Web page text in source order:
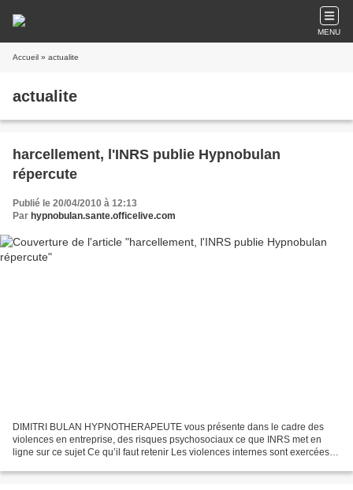
MENU
Accueil » actualite
actualite
harcellement, l'INRS publie Hypnobulan
répercute
Publié le 20/04/2010 à 12:13
Par hypnobulan.sante.officelive.com
DIMITRI BULAN HYPNOTHERAPEUTE vous présente dans le cadre des
violences en entreprise, des risques psychosociaux ce que INRS met en
ligne sur ce sujet Ce qu’il faut retenir Les violences internes sont exercées